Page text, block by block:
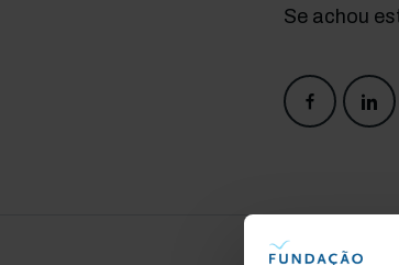
Se achou